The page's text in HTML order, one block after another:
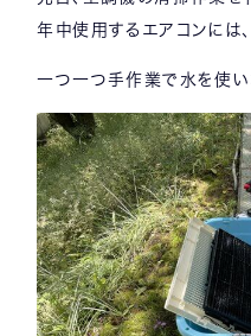
年中使用するエアコンには
一つ一つ手作業で水を使い